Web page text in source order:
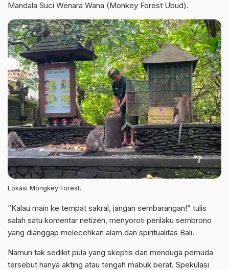
Mandala Suci Wenara Wana (Monkey Forest Ubud).
Lokasi Mongkey Forest.
“Kalau main ke tempat sakral, jangan sembarangan!” tulis
salah satu komentar netizen, menyoroti perilaku sembrono
yang dianggap melecehkan alam dan spiritualitas Bali.
Namun tak sedikit pula yang skeptis dan menduga pemuda
tersebut hanya akting atau tengah mabuk berat. Spekulasi